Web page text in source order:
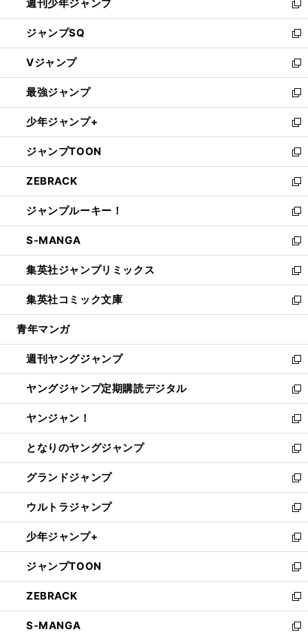
く
週刊少年ジャンプ
新
し
い
ウ
ィ
ン
ド
ウ
で
開
く
ジャンプSQ
新
し
い
ウ
ィ
ン
ド
ウ
で
開
く
Vジャンプ
新
し
い
ウ
ィ
ン
ド
ウ
で
開
く
最強ジャンプ
新
し
い
ウ
ィ
ン
ド
ウ
で
開
く
少年ジャンプ+
新
し
い
ウ
ィ
ン
ド
ウ
で
開
く
ジャンプTOON
新
し
い
ウ
ィ
ン
ド
ウ
で
開
く
ZEBRACK
新
し
い
ウ
ィ
ン
ド
ウ
で
開
ジャンプルーキー！
新
し
い
ウ
ィ
ン
ド
ウ
開
く
S-MANGA
新
し
い
ウ
ィ
ン
ウ
で
開
く
集英社ジャンプリミックス
新
し
い
ウ
ン
ド
ウ
で
開
く
集英社コミック文庫
新
し
ウ
ィ
ン
ド
ウ
で
開
く
青年マンガ
週刊ヤングジャンプ
新
し
い
ウ
ィ
ン
ド
ウ
で
開
く
ヤングジャンプ定期購読デジタル
新
し
い
ウ
ィ
ン
ド
ウ
で
開
く
ヤンジャン！
新
し
い
ウ
ィ
ン
ド
ウ
で
開
く
となりのヤングジャンプ
新
し
い
ウ
ィ
ン
ド
ウ
で
開
く
グランドジャンプ
新
し
い
ウ
ィ
ン
ド
ウ
で
開
く
ウルトラジャンプ
新
し
い
ウ
ィ
ン
ド
ウ
で
少年ジャンプ+
新
し
い
ウ
ィ
ン
ド
ジャンプTOON
新
し
い
ウ
ィ
ZEBRACK
新
し
い
S-MANGA 新